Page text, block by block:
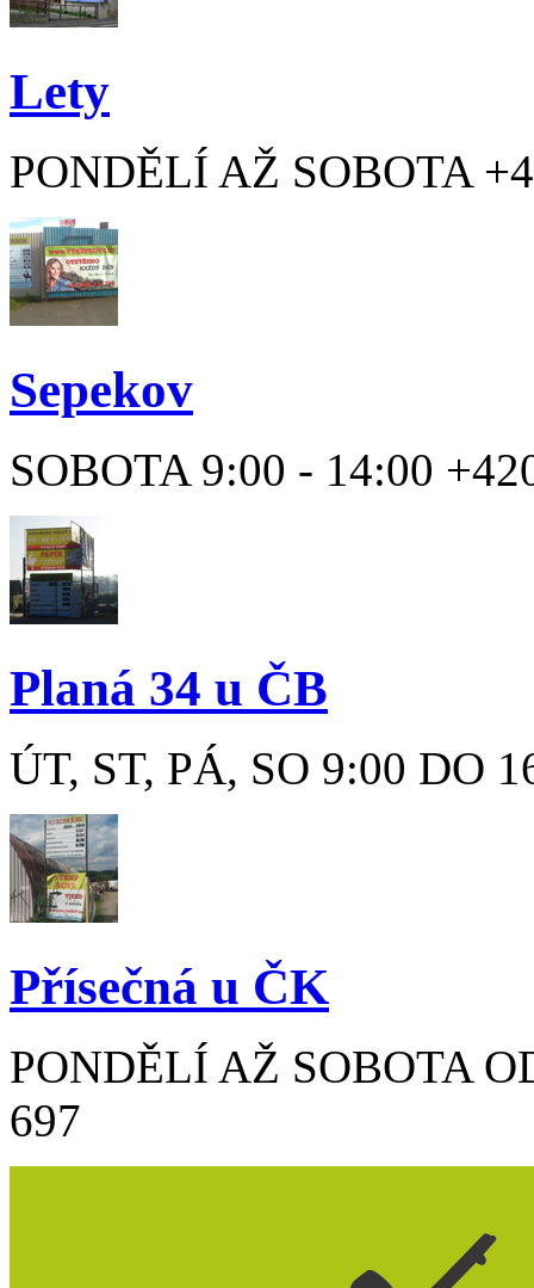
Lety
PONDĚLÍ AŽ SOBOTA
Sepekov
SOBOTA 9:00 - 14:00
Planá 34 u ČB
ÚT, ST, PÁ, SO 9:00 DO
Přísečná u ČK
PONDĚLÍ AŽ SOBOTA
697